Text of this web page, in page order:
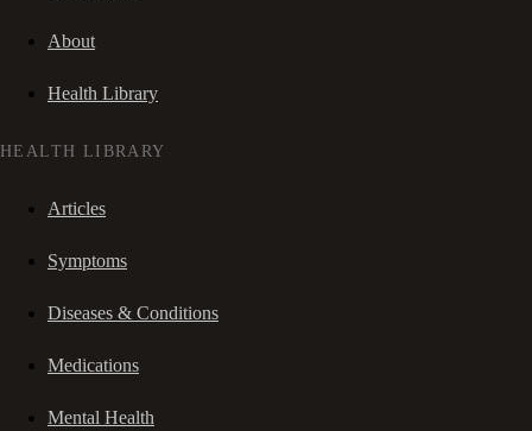
About
Health Library
HEALTH LIBRARY
Articles
Symptoms
Diseases & Conditions
Medications
Mental Health